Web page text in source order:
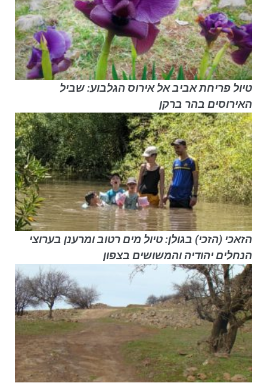
טיול פריחת אביב אל אירוס הגלבוע: שביל
האירוסים בהר ברקן
הזאכי (הזכי) בגולן: טיול מים רטוב ומרענן בערוצי
הנחלים יהודיה והמשושים בצפון